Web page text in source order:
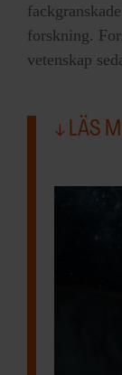
forskning.
vetenskap
LÄS